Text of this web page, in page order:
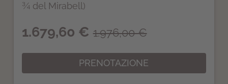
¾ del Mirabell)
1.679,60 € 1.976,00 €
PRENOTAZIONE